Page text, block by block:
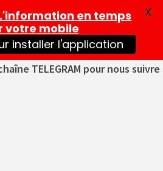
TELEGRAM pour nous suivre
en temps
votre mobile
installer l'application
X